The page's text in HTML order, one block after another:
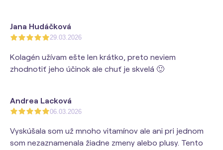
Jana Hudáčková
29.03.2026
Kolagén užívam ešte len krátko, preto neviem
zhodnotiť jeho účinok ale chuť je skvelá 🙂
Andrea Lacková
06.03.2026
Vyskúšala som už mnoho vitamínov ale ani pri jednom
som nezaznamenala žiadne zmeny alebo plusy. Tento